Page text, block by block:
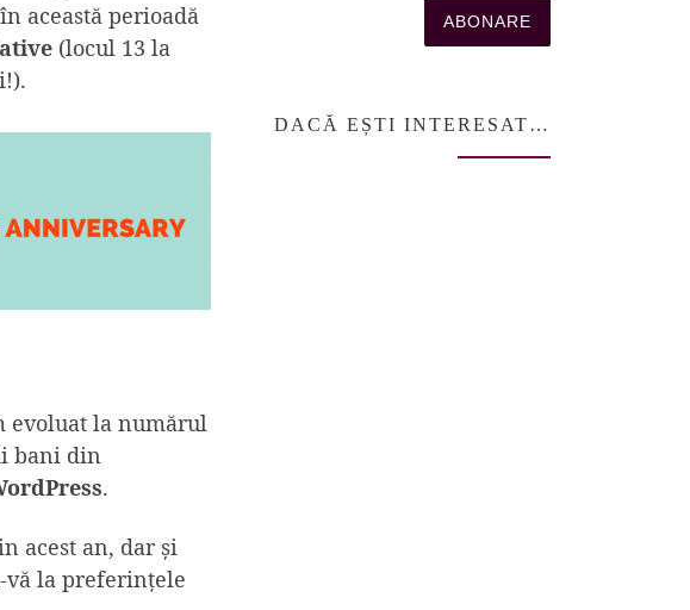
această perioadă
(locul 13 la
evoluat la numărul
bani din
.
acest an, dar și
vă la preferințele
DACĂ EȘTI INTERESAT…